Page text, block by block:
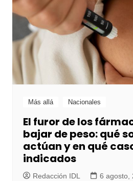
Más allá Nacionales
El furor de los
bajar de peso: qué
actúan y en qué
indicados
Redacción IDL 6 agosto,